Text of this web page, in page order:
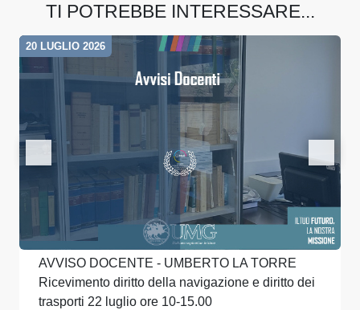
TI POTREBBE INTERESSARE...
20 LUGLIO 2026
AVVISO DOCENTE - UMBERTO LA TORRE
Ricevimento diritto della navigazione e diritto dei
trasporti 22 luglio ore 10-15.00